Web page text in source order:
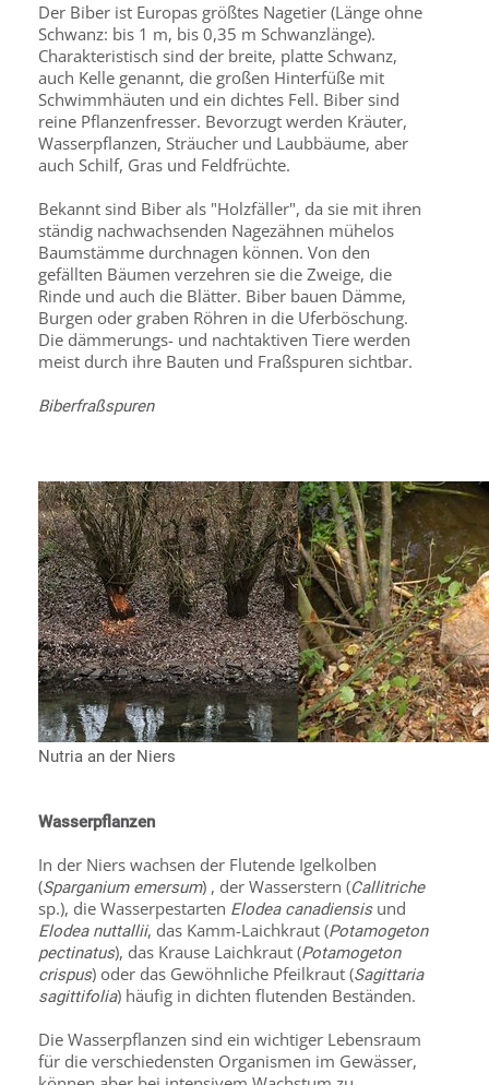
Der Biber ist Europas größtes Nagetier (Länge ohne
Schwanz: bis 1 m, bis 0,35 m Schwanzlänge).
Charakteristisch sind der breite, platte Schwanz,
auch Kelle genannt, die großen Hinterfüße mit
Schwimmhäuten und ein dichtes Fell. Biber sind
reine Pflanzenfresser. Bevorzugt werden Kräuter,
Wasserpflanzen, Sträucher und Laubbäume, aber
auch Schilf, Gras und Feldfrüchte.
Bekannt sind Biber als "Holzfäller", da sie mit ihren
ständig nachwachsenden Nagezähnen mühelos
Baumstämme durchnagen können. Von den
gefällten Bäumen verzehren sie die Zweige, die
Rinde und auch die Blätter. Biber bauen Dämme,
Burgen oder graben Röhren in die Uferböschung.
Die dämmerungs- und nachtaktiven Tiere werden
meist durch ihre Bauten und Fraßspuren sichtbar.
Biberfraßspuren
Nutria an der Niers
Wasserpflanzen
In der Niers wachsen der Flutende Igelkolben
(Sparganium emersum) , der Wasserstern (Callitriche
sp.), die Wasserpestarten Elodea canadiensisund
Elodea nuttallii, das Kamm-Laichkraut (Potamogeton
pectinatus), das Krause Laichkraut (Potamogeton
crispus) oder das Gewöhnliche Pfeilkraut (Sagittaria
sagittifolia) häufig in dichten flutenden Beständen.
Die Wasserpflanzen sind ein wichtiger Lebensraum
für die verschiedensten Organismen im Gewässer,